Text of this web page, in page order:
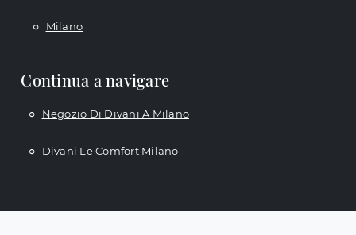
Milano
Continua a navigare
Negozio Di Divani A Milano
Divani Le Comfort Milano